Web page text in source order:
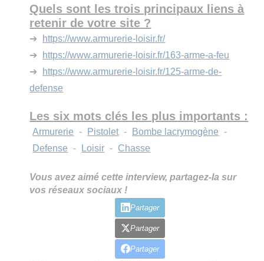
Quels sont les trois principaux liens à
retenir de votre site ?
➔
https://www.armurerie-loisir.fr/
➔
https://www.armurerie-loisir.fr/163-arme-a-feu
➔
https://www.armurerie-loisir.fr/125-arme-de-
defense
Les six mots clés les plus importants :
Armurerie - Pistolet - Bombe lacrymogène -
Defense - Loisir - Chasse
Vous avez aimé cette interview, partagez-la sur
vos réseaux sociaux !
Partager
Partager
Partager